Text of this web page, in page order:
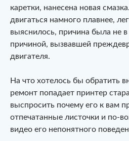
каретки, нанесена новая
двигаться намного плавнее,
выяснилось, причина была не
причиной, вызвавшей
двигателя.
На что хотелось бы обратить
ремонт попадает принтер
выспросить почему его к вам
отпечатанные листочки и по-
видео его непонятного